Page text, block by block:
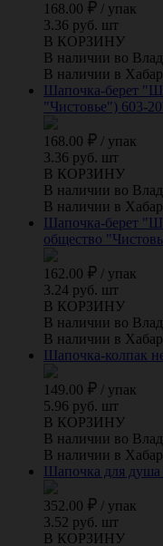
168.00 / упак
3.36 руб. шт
В КОРЗИНУ
В наличии во
В наличии в
Шапочка-берет
"Чистовье") 603-
168.00 / упак
3.36 руб. шт
В КОРЗИНУ
В наличии во
В наличии в
Шапочка-берет
общество
162.00 / упак
3.24 руб. шт
В КОРЗИНУ
В наличии во
В наличии в
Шапочка-колпак
149.00 / упак
5.96 руб. шт
В КОРЗИНУ
В наличии во
В наличии в
Шапочка для душа
352.00 / упак
3.52 руб. шт
В КОРЗИНУ